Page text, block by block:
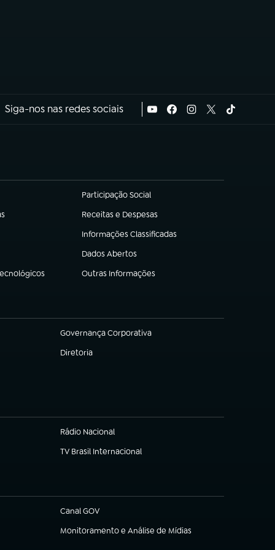
Siga-nos nas redes sociais
Participação Social
(abre em nova aba)
Receitas e Despesas
(abre em nova aba)
Informações Classificadas
(abre em nova aba)
Dados Abertos
(abre em nova aba)
Outras Informações
(abre em nova aba)
Governança Corporativa
(abre em nova aba)
Diretoria
(abre em nova aba)
Rádio Nacional
TV Brasil Internacional
(abre em nova aba)
Canal GOV
(abre em nova aba)
Monitoramento e Análise de Mídias
(abre em nova aba)